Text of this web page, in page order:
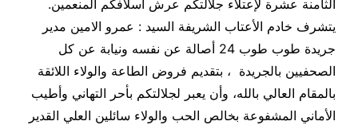
الثامنة عشرة لإعتلاء جلالتكم عرش أسلافكم المنعمين.
يتشرف خادم الأعتاب الشريفة السيد : عمرو الامين مدير
جريدة طوب طوب 24 أصالة عن نفسه ونيابة عن كل
الصحفيين بالجريدة ، بتقديم فروض الطاعة والولاء اللائقة
بالمقام العالي بالله، وأن يعبر لجلالتكم بأحر التهاني وأطيب
الأماني المشفوعة بخالص الحب والولاء سائلين العلي القدير